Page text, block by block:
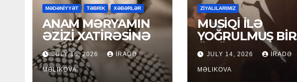
MƏDƏNİYYƏT TƏBRİK XƏBƏRLƏR
ANAM MƏRYAMIN
ƏZİZİ XATİRƏSİNƏ
JULY 16, 2026 İRADƏ
MƏLIKOVA
ZİYALILARIMIZ
MUSİQİ İLƏ
YOĞRULMUŞ BİR
ÖMÜR
JULY 14, 2026 İRADƏ
MƏLIKOVA